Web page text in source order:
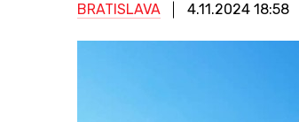
BRATISLAVA 4.11.2024 18:58